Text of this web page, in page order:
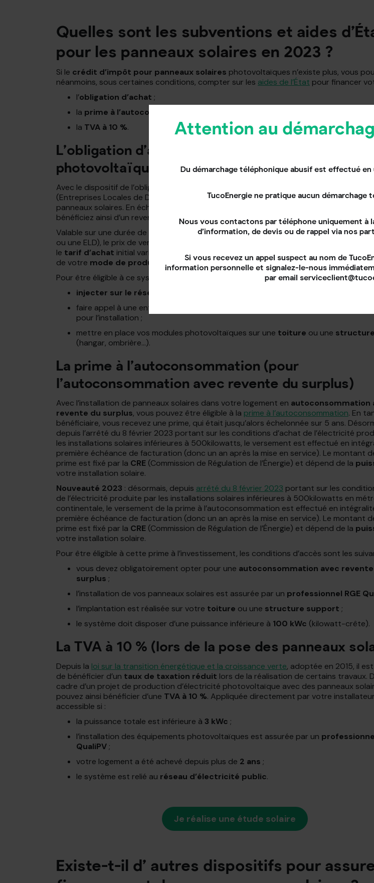
Quelles sont les subventions et aides
pour les panneaux solaires en 2023 ?
Si le crédit d’impôt pour panneaux solaires photovoltaïques n’existe plus, vous
néanmoins, sous certaines conditions, compter sur les aides de l’État pour financer
l’obligation d’achat ;
la prime à l’autoconsommation
la TVA à 10 %.
L’obligation d’achat (en cas vente de l’électricité
photovoltaïque produite)
Avec le dispositif de l’obligation d’achat, l’État impose à
(Entreprises Locales de Distribution) d’acheter tout ou partie de l’électricité issue de
panneaux solaires. En échange de l’injection de votre production sur le réseau public,
bénéficiez ainsi d’un revenu complémentaire.
Valable sur une durée de
(période pendant laquelle vous passez un contrat
ou une ELD), le prix de vente de votre production est garanti, à un
le tarif d’achat initial varie en fonction de la puissance
de votre installation, mais
de votre mode de production(revente de surplus ou revente totale).
Pour être éligible à ce système, vous devez impérativement :
injecter sur le réseau public
faire appel à une entreprise certifiée
pour l’installation ;
mettre en place vos modules photovoltaïques sur une toiture ou une
(hangar, ombrière…).
La prime à l’autoconsommation (pour
l’autoconsommation avec revente du surplus)
Avec l’installation de panneaux solaires dans votre logement en autoconsommation
revente du surplus, vous pouvez être éligible à la prime à l’autoconsommation. En
bénéficiaire, vous recevez une prime, qui était jusqu’alors échelonnée sur 5 ans.
depuis l’arrêté du 8 février 2023 portant sur les conditions d’achat de l’électricité
les installations solaires inférieures à 500kilowatts, le versement est effectué en
première échéance de facturation (donc un an après la mise en service). Le montant
prime est fixé par la CRE (Commission de Régulation de l’Énergie) et dépend de la
votre installation solaire.
Nouveauté 2023 : désormais, depuis arrêté du 8 février 2023 portant sur les
de l’électricité produite par les installations solaires inférieures à 500kilowatts en
continentale, le versement de la prime à l’autoconsommation est effectué en
première échéance de facturation (donc un an après la mise en service). Le montant
prime est fixé par la CRE (Commission de Régulation de l’Énergie) et dépend de la
votre installation solaire.
Pour être éligible à cette prime à l’investissement, les conditions d’accès sont les
vous devez obligatoirement opter pour une autoconsommation avec
surplus ;
l’installation de vos panneaux solaires est assurée par un professionnel RGE
l’implantation est réalisée sur votre toiture ou une structure support ;
le système doit disposer d’une puissance inférieure à 100 kWc (kilowatt-crête).
La TVA à 10 % (lors de la pose des panneaux
Depuis la loi sur la transition énergétique et la croissance verte, adoptée en 2015, il
de bénéficier d’un taux de taxation réduit lors de la réalisation de certains travaux.
cadre d’un projet de production d’électricité photovoltaïque avec des panneaux
pouvez ainsi bénéficier d’une TVA à 10 %. Appliquée directement par votre
accessible si :
la puissance totale est inférieure à 3 kWc ;
l’installation des équipements photovoltaïques est assurée par un
QualiPV ;
votre logement a été achevé depuis plus de 2 ans ;
le système est relié au réseau d’électricité public.
Je réalise une étude solaire
Existe-t-il d’ autres dispositifs pour
Attention au
Du démarchage téléphonique abusif est effectué en
TucoEnergie ne pratique aucun démarchage
Nous vous contactons par téléphone uniquement à
d’information, de devis ou de rappel via nos
Si vous recevez un appel suspect au nom de
information personnelle et signalez-le-nous
par email